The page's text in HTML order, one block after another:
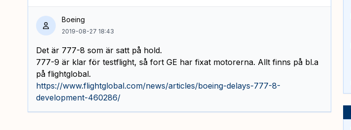
Boeing
2019-08-27 18:43
Det är 777-8 som är satt på hold.
777-9 är klar för testflight, så fort GE har fixat motorerna. Allt finns på bl.a
på flightglobal.
https://www.flightglobal.com/news/articles/boeing-delays-777-8-
development-460286/